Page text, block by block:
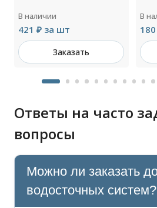
В наличии
421 ₽ за шт
Заказать
В
Ответы на часто
вопросы
Можно ли заказать
водосточных систем?